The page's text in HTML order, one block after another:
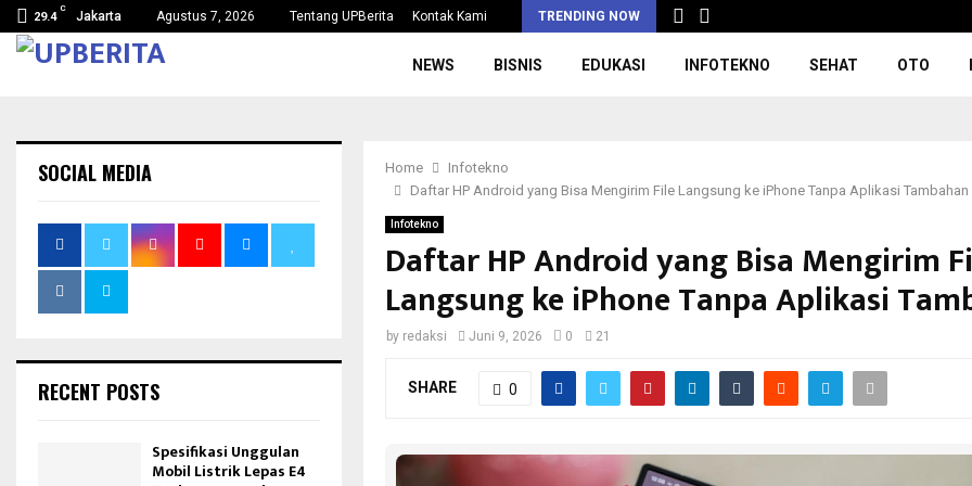
29.4
C
Jakarta Agustus 7, 2026 Tentang UPBerita Kontak Kami TRENDING NOW
NEWS BISNIS EDUKASI INFOTEKNO SEHAT OTO
Home
Infotekno
Daftar HP Android yang Bisa Mengirim File Langsung ke iPhone Tanpa Aplikasi Tambahan
Infotekno
Daftar HP Android yang Bisa Mengirim
Langsung ke iPhone Tanpa Aplikasi
by redaksi Juni 9, 2026 0 21
SHARE 0
SOCIAL MEDIA
RECENT POSTS
Spesifikasi Unggulan
Mobil Listrik Lepas E4